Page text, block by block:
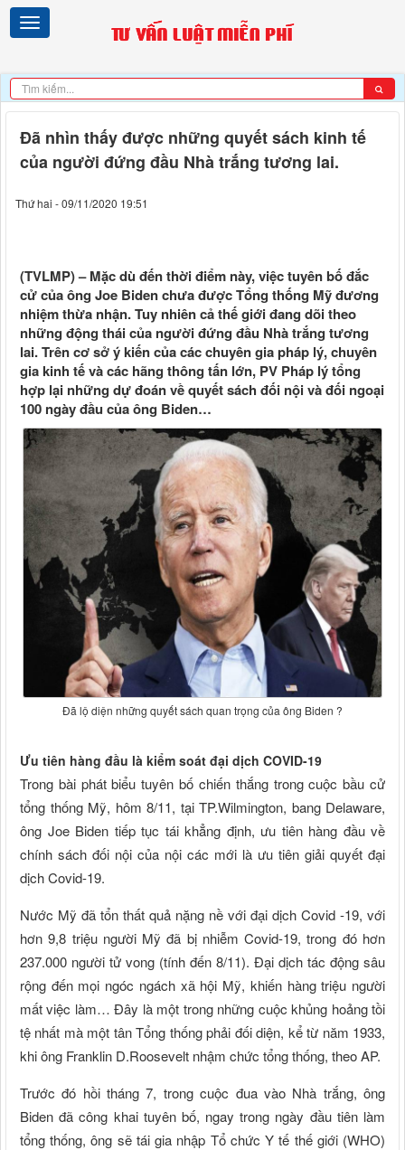
Đã nhìn thấy được những quyết sách kinh tế
của người đứng đầu Nhà trắng tương lai.
Thứ hai - 09/11/2020 19:51
(TVLMP) – Mặc dù đến thời điểm này, việc tuyên bố đắc
cử của ông Joe Biden chưa được Tổng thống Mỹ đương
nhiệm thừa nhận. Tuy nhiên cả thế giới đang dõi theo
những động thái của người đứng đầu Nhà trắng tương
lai. Trên cơ sở ý kiến của các chuyên gia pháp lý, chuyên
gia kinh tế và các hãng thông tấn lớn, PV Pháp lý tổng
hợp lại những dự đoán về quyết sách đối nội và đối ngoại
100 ngày đầu của ông Biden…
Đã lộ diện những quyết sách quan trọng của ông Biden ?
Ưu tiên hàng đầu là kiểm soát đại dịch COVID-19
Trong bài phát biểu tuyên bố chiến thắng trong cuộc bầu cử
tổng thống Mỹ, hôm 8/11, tại TP.Wilmington, bang Delaware,
ông Joe Biden tiếp tục tái khẳng định, ưu tiên hàng đầu về
chính sách đối nội của nội các mới là ưu tiên giải quyết đại
dịch Covid-19.
Nước Mỹ đã tổn thất quả nặng nề với đại dịch Covid -19, với
hơn 9,8 triệu người Mỹ đã bị nhiễm Covid-19, trong đó hơn
237.000 người tử vong (tính đến 8/11). Đại dịch tác động sâu
rộng đến mọi ngóc ngách xã hội Mỹ, khiến hàng triệu người
mất việc làm… Đây là một trong những cuộc khủng hoảng tồi
tệ nhất mà một tân Tổng thống phải đối diện, kể từ năm 1933,
khi ông Franklin D.Roosevelt nhậm chức tổng thống, theo AP.
Trước đó hồi tháng 7, trong cuộc đua vào Nhà trắng, ông
Biden đã công khai tuyên bố, ngay trong ngày đầu tiên làm
tổng thống, ông sẽ tái gia nhập Tổ chức Y tế thế giới (WHO)